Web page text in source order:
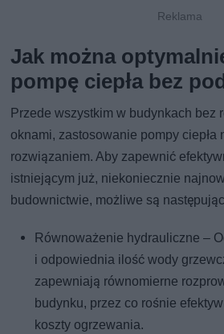
Jak można
pompę ciepła bez
Przede wszystkim w budynkach bez
oknami, zastosowanie pompy ciepła
rozwiązaniem. Aby zapewnić
istniejącym już, niekoniecznie
budownictwie, możliwe są
Równoważenie hydrauliczne –
i odpowiednia ilość wody
zapewniają równomierne
budynku, przez co rośnie
koszty ogrzewania.